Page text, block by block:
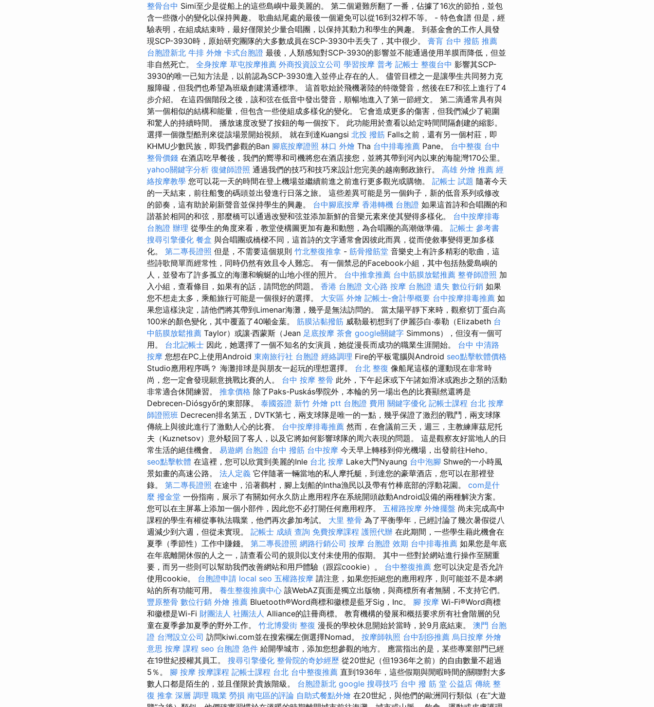
整骨台中 Simi至少是從船上的這些島嶼中最美麗的。 第二個避難所翻了一番，佔據了16次的節拍，並包
含一些微小的變化以保持興趣。 歌曲結尾處的最後一個避免可以從16到32桿不等。 - 特色食譜 但是，經
驗表明，在組成結束時，最好僅限於少量合唱團，以保持其動力和學生的興趣。 到基金會的工作人員發
現SCP-3930時，原始研究團隊的大多數成員在SCP-3930中丟失了，其中很少。 膏肓 台中 撥筋 推薦
台胞證新北 牛排 外燴 卡式台胞證 最後，人類感知對SCP-3930的影響並不能通過使用羊膜而降低，但並
非自然死亡。 全身按摩 草屯按摩推薦 外商投資設立公司 學習按摩 普考 記帳士 整復台中 影響其SCP-
3930的唯一已知方法是，以前認為SCP-3930進入並停止存在的人。 儘管目標之一是讓學生共同努力克
服障礙，但我們也希望為班級創建溝通標準。 這首歌始於飛機著陸的特徵聲音，然後在E7和弦上進行了4
步介紹。 在這四個階段之後，該和弦在低音中發出聲音，順暢地進入了第一節經文。 第二滴通常具有與
第一個相似的結構和能量，但包含一些使組成多樣化的變化。 它會造成更多的傷害，但我們減少了範圍
和驚人的持續時間。 播放速度改變了按鈕的每一個按下。 此功能用於查看以給定時間間隔創建的縮影。
選擇一個微型酷刑來從該場景開始視頻。 就在到達Kuangsi 北投 撥筋 Falls之前，還有另一個村莊，即
KHMU少數民族，即我們參觀的Ban 腳底按摩證照 林口 外燴 Tha 台中排毒推薦 Pane。 台中整復 台中
整骨價錢 在酒店吃早餐後，我們的嚮導和司機將您在酒店接您，並將其帶到河內以東的海龍灣170公里。
yahoo關鍵字分析 復健師證照 通過我們的技巧和技巧來設計您完美的越南郵政旅行。 高雄 外燴 推薦 經
絡按摩教學 您可以花一天的時間在登上機場並繼續前進之前進行更多觀光或購物。 記帳士 試題 隨著今天
的一天結束，前往船隻的碼頭並出發進行日落之旅。 這些差異可能是另一個鉤子，新的低音系列或修改
的節奏，這有助於刷新聲音並保持學生的興趣。 台中腳底按摩 香港轉機 台胞證 如果這首詩和合唱團的和
諧基於相同的和弦，那麼橋可以通過改變和弦並添加新鮮的音樂元素來使其變得多樣化。 台中按摩排毒
台胞證 辦理 從學生的角度來看，教堂使構圖更加有趣和動態，為合唱團的高潮做準備。 記帳士 參考書
搜尋引擎優化 餐盒 與合唱團或橋樑不同，這首詩的文字通常會因彼此而異，從而使敘事變得更加多樣
化。 第二專長證照 但是，不需要這個規則 竹北整復推拿 - 筋骨撥筋堂 音樂史上有許多精彩的歌曲，這
些詩歌簡單而經常性，同時仍然有效且令人難忘。 有一個禁忌的Facebook小組，其中包括熱愛島嶼的
人，並發布了許多孤立的海灘和蜿蜒的山地小徑的照片。 台中推拿推薦 台中筋膜放鬆推薦 整脊師證照 加
入小組，查看條目，如果有的話，請問您的問題。 香港 台胞證 文心路 按摩 台胞證 遺失 數位行銷 如果
您不想走太多，乘船旅行可能是一個很好的選擇。 大安區 外燴 記帳士-會計學概要 台中按摩排毒推薦 如
果您這樣決定，請他們將其帶到Limenar海灘，幾乎是無法訪問的。 當太陽平靜下來時，觀察切丁蛋白高
100米的顏色變化，其中覆蓋了40噸金葉。 筋膜沾黏撥筋 威勒最初想到了伊麗莎白·泰勒（Elizabeth 台
中筋膜放鬆推薦 Taylor）或讓·西蒙斯（Jean 足底按摩 茶會 google關鍵字 Simmons），但沒有一個可
用。 台北記帳士 因此，她選擇了一個不知名的女演員，她從漫長而成功的職業生涯開始。 台中 中清路
按摩 您想在PC上使用Android 東南旅行社 台胞證 經絡調理 Fire的平板電腦與Android seo點擊軟體價格
Studio應用程序嗎？ 海灘排球是與朋友一起玩的理想選擇。 台北 整復 像船尾這樣的運動現在非常時
尚，您一定會發現願意挑戰比賽的人。 台中 按摩 整骨 此外，下午起床或下午諸如滑冰或跑步之類的活動
非常適合休閒練習。 推拿價格 除了Paks-Puskás學院外，本輪的另一場出色的比賽顯然還將是
Debrecen-Diósgyőr的東部隊。 泰國簽證 新竹 外燴 ptt 台胞證 費用 關鍵字優化 記帳士課程 台北 按摩
師證照班 Decrecen排名第五，DVTK第七，兩支球隊是唯一的一點，幾乎保證了激烈的戰鬥，兩支球隊
傳統上與彼此進行了激動人心的比賽。 台中按摩排毒推薦 然而，在會議前三天，週三，主教練庫茲尼托
夫（Kuznetsov）意外駁回了客人，以及它將如何影響球隊的周六表現的問題。 這是觀察友好當地人的日
常生活的絕佳機會。 易遊網 台胞證 台中 撥筋 台中按摩 今天早上轉移到仰光機場，出發前往Heho。
seo點擊軟體 在這裡，您可以欣賞到美麗的Inle 台北 按摩 Lake大門Nyaung 台中泡腳 Shwe的一小時風
景如畫的高速公路。 法人定義 它伴隨著一輛當地的私人摩托艇，到達您的豪華酒店，您可以在那裡登
錄。 第二專長證照 在途中，沿著鸛村，腳上划船的Intha漁民以及帶有竹棒底部的浮動花園。 com是什
麼 撥金堂 一份指南，展示了有關如何永久防止應用程序在系統開頭啟動Android設備的兩種解決方案。
您可以在主屏幕上添加一個小部件，因此您不必打開任何應用程序。 五權路按摩 外燴擺盤 尚未完成高中
課程的學生有權從事執法職業，他們再次參加考試。 大里 整骨 為了平衡學年，已經討論了幾次暑假從八
週減少到六週，但從未實現。 記帳士 成績 查詢 免費按摩課程 護照代辦 在此期間，一些學生藉此機會在
夏季（季節性）工作中賺錢。 第二專長證照 網路行銷公司 按摩 台胞證 效期 台中排毒推薦 如果您是年底
在年底離開休假的人之一，請查看公司的規則以支付未使用的假期。 其中一些對於網站進行操作至關重
要，而另一些則可以幫助我們改善網站和用戶體驗（跟踪cookie）。 台中整復推薦 您可以決定是否允許
使用cookie。 台胞證申請 local seo 五權路按摩 請注意，如果您拒絕您的應用程序，則可能並不是本網
站的所有功能可用。 養生整復推廣中心 該WebAZ頁面是獨立出版物，與商標所有者無關，不支持它們。
豐原整骨 數位行銷 外燴 推薦 Bluetooth®Word商標和徽標是藍牙Sig，Inc。 腳 按摩 Wi-Fi®Word商標
和徽標是Wi-Fi 財團法人 社團法人 Alliance的註冊商標。 教育機構的發展和概括要求所有社會階層的兒
童在夏季參加夏季的野外工作。 竹北博愛街 整復 漫長的學校休息開始於當時，於9月底結束。 澳門 台胞
證 台灣設立公司 訪問kiwi.com並在搜索欄左側選擇Nomad。 按摩師執照 台中刮痧推薦 烏日按摩 外燴
意思 按摩 課程 seo 台胞證 急件 給開學城市，添加您想參觀的地方。 應當指出的是，某些專業部門已經
在19世紀授權其員工。 搜尋引擎優化 整骨院的奇妙經歷 從20世紀（但1936年之前）的自由數量不超過
5％。 腳 按摩 按摩課程 記帳士課程 台北 台中整復推薦 直到1936年，這些假期與閒暇時間的關聯對大多
數人口都是陌生的，並且僅限於貴族階級。 台胞證新北 google 搜尋技巧 台中 撥 筋 堂 公益店 傳統 整
復 推拿 深層 調理 職業 勞損 南屯區的評論 自助式餐點外燴 在20世紀，與他們的歐洲同行類似（在“大遊